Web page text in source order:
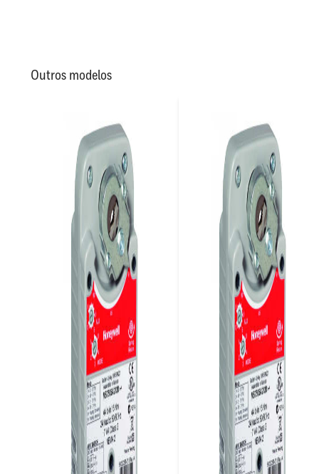
Outros modelos